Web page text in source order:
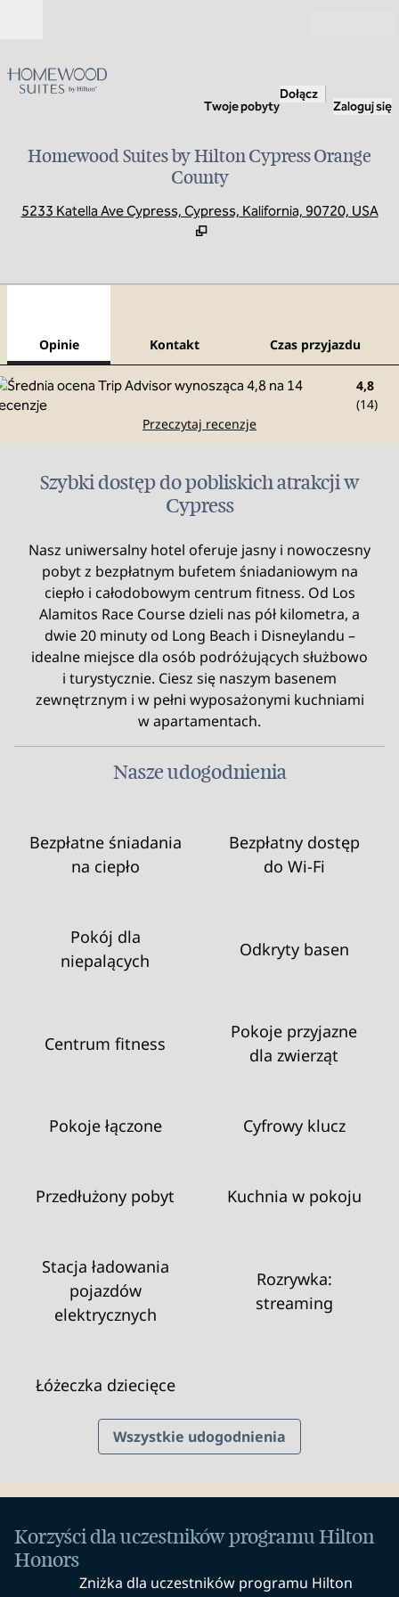
Twoje pobyty
Dołącz
Zaloguj się
Homewood Suites by Hilton Cypress Orange
County
5233 Katella Ave Cypress, Cypress, Kalifornia, 90720, USA
Opinie Kontakt Czas przyjazdu
4,8
(14)
Przeczytaj recenzje
Szybki dostęp do pobliskich atrakcji w
Cypress
Nasz uniwersalny hotel oferuje jasny i nowoczesny
pobyt z bezpłatnym bufetem śniadaniowym na
ciepło i całodobowym centrum fitness. Od Los
Alamitos Race Course dzieli nas pół kilometra, a
dwie 20 minuty od Long Beach i Disneylandu –
idealne miejsce dla osób podróżujących służbowo
i turystycznie. Ciesz się naszym basenem
zewnętrznym i w pełni wyposażonymi kuchniami
w apartamentach.
Nasze udogodnienia
Bezpłatne śniadania
na ciepło
Bezpłatny dostęp
do Wi‑Fi
Pokój dla
niepalących
Odkryty basen
Centrum fitness
Pokoje przyjazne
dla zwierząt
Pokoje łączone Cyfrowy klucz
Przedłużony pobyt Kuchnia w pokoju
Stacja ładowania
pojazdów
elektrycznych
Rozrywka:
streaming
Łóżeczka dziecięce
Wszystkie udogodnienia
Korzyści dla uczestników programu Hilton
Honors
Zniżka dla uczestników programu Hilton